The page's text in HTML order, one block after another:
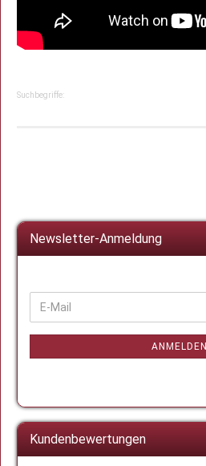
Suchbegriffe:
Newsletter-Anmeldung
WEITER
ZUR
NEWSLETTER-
E-
Mail
ANMELDEN
Kundenbewertungen